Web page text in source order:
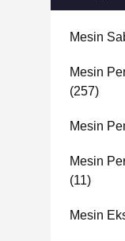
Mesin
Mesin
(257)
Mesin
Mesin
(11)
Mesin